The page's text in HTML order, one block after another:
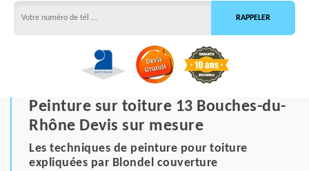
Peinture sur toiture 13 Bouches-du-
Rhône Devis sur mesure
Les techniques de peinture pour toiture
expliquées par Blondel couverture